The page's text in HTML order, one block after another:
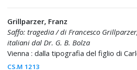
Grillparzer, Franz
Saffo: tragedia / di Francesco
italiani dal Dr. G. B. Bolza
Vienna : dalla tipografia del figlio di
CS.M 1213